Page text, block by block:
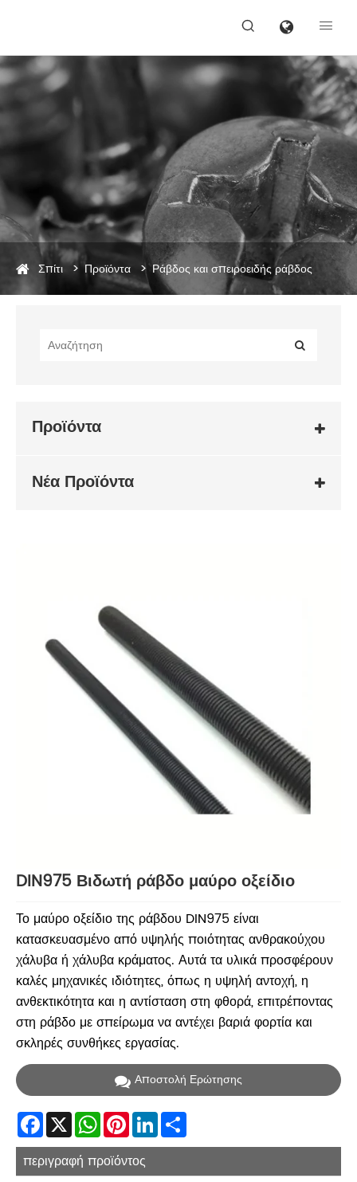
 
Σπίτι Προϊόντα Ράβδος και σπειροειδής ράβδος
Προϊόντα
Νέα Προϊόντα
DIN975 Βιδωτή ράβδο μαύρο οξείδιο
Το μαύρο οξείδιο της ράβδου DIN975 είναι
κατασκευασμένο από υψηλής ποιότητας ανθρακούχου
χάλυβα ή χάλυβα κράματος. Αυτά τα υλικά προσφέρουν
καλές μηχανικές ιδιότητες, όπως η υψηλή αντοχή, η
ανθεκτικότητα και η αντίσταση στη φθορά, επιτρέποντας
στη ράβδο με σπείρωμα να αντέχει βαριά φορτία και
σκληρές συνθήκες εργασίας.
Αποστολή Ερώτησης
Facebook
X WhatsApp
Pinterest
LinkedIn
περιγραφή προϊόντος